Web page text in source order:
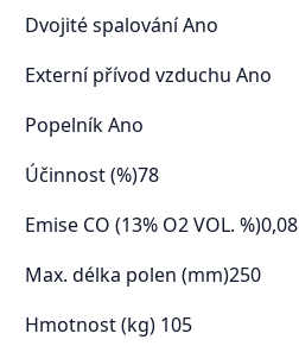
Dvojité spalování Ano
Externí přívod vzduchu Ano
Popelník Ano
Účinnost (%)78
Emise CO (13% O2 ​​VOL. %)0,08
Max. délka polen (mm)250
Hmotnost (kg) 105